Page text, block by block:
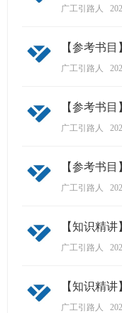
广工引路人
【参考书
广工引路人
【参考书
广工引路人
【参考书
广工引路人
【知识精
广工引路人
【知识精
广工引路人